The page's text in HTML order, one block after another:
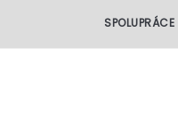
SPOLUPRÁCE